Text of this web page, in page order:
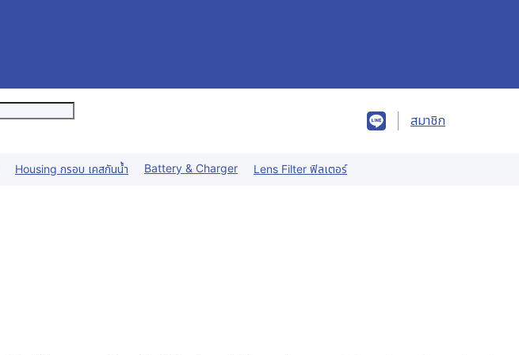
สมาชิก
Housing กรอบ เคสกันน้ำ Battery & Charger Lens Filter ฟิลเตอร์